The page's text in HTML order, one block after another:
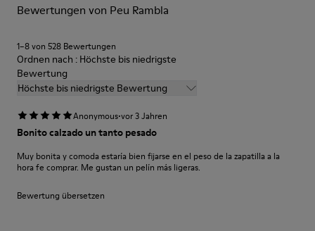
60% Textil (45% recycelter Polyester – 35% recycelte
Baumwolle – 20% Viskose) 40% recycelter Polyester
Schuhpflegeanleitung.
Bewertungen von Peu Rambla
1–8 von 528 Bewertungen
Ordnen nach : Höchste bis niedrigste
Bewertung
Höchste bis niedrigste Bewertung
Anonymous·vor 3 Jahren
Bonito calzado un tanto pesado
Muy bonita y comoda estaría bien fijarse en el peso de la zapatilla a la
hora fe comprar. Me gustan un pelín más ligeras.
Bewertung übersetzen